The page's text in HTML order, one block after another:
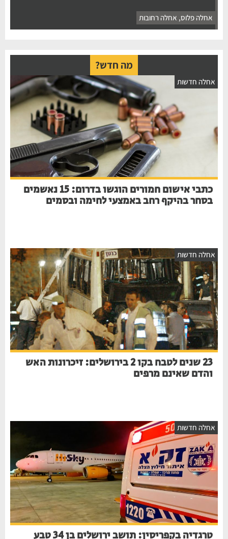
אחלה פלוס ,אחלה רחובות
מה חדש?
חדשות
כתבי אישום חמורים הוגשו בדרום: 15 נאשמים
בסחר בהיקף רחב באמצעי לחימה ובסמים
חדשות
23 שנים לטבח בקו 2 בירושלים: זיכרונות האש
והדם שאינם מרפים
חדשות
טרגדיה בקפריסין: תושב ירושלים בן 34 טבע